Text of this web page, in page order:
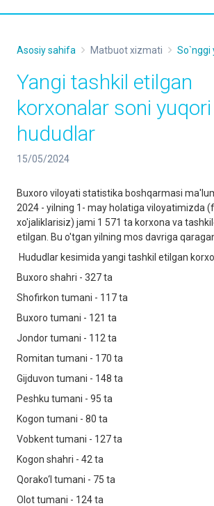
Asosiy sahifa Matbuot xizmati So`nggi
Yangi tashkil etilgan
korxonalar soni
hududlar
15/05/2024
Buxoro viloyati statistika boshqarmasi
2024 - yilning 1- may holatiga viloyatimizda
xo'jaliklarisiz) jami 1 571 ta korxona va
etilgan. Bu o'tgan yilning mos davriga
Hududlar kesimida yangi tashkil etilgan
Buxoro shahri - 327 ta
Shofirkon tumani - 117 ta
Buxoro tumani - 121 ta
Jondor tumani - 112 ta
Romitan tumani - 170 ta
Gijduvon tumani - 148 ta
Peshku tumani - 95 ta
Kogon tumani - 80 ta
Vobkent tumani - 127 ta
Kogon shahri - 42 ta
Qorako‘l tumani - 75 ta
Olot tumani - 124 ta